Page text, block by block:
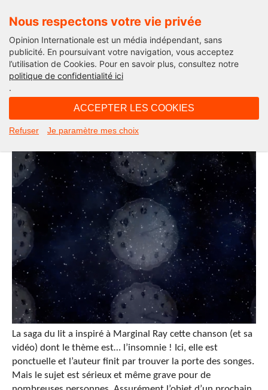
Nous respectons votre vie privée
Opinion Internationale est un média indépendant, sans
publicité. En poursuivant votre navigation, vous acceptez
l’utilisation de Cookies. Pour en savoir plus, consultez notre
politique de confidentialité ici
.
ACCEPTER LES COOKIES
Refuser Je paramètre mes choix
La saga du LIT
« Insomnie » by Marginal Ray
Une oeuvre musicale inspirée par la Saga du Lit
La saga du lit a inspiré à Marginal Ray cette chanson (et sa
vidéo) dont le thème est… l’insomnie ! Ici, elle est
ponctuelle et l’auteur finit par trouver la porte des songes.
Mais le sujet est sérieux et même grave pour de